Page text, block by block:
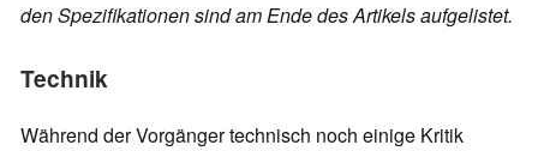
den Spezifikationen sind am Ende des Artikels aufgelistet.
Technik
Während der Vorgänger technisch noch einige Kritik